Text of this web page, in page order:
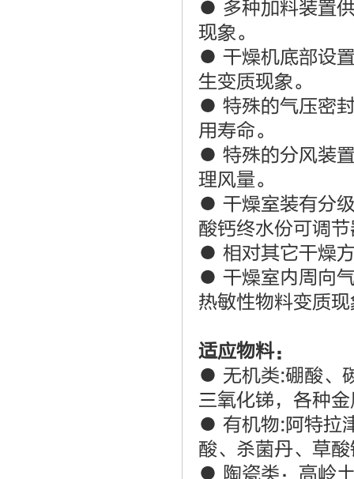
● 多种加料装置
现象。
● 干燥机底部设
生变质现象。
● 特殊的气压密
用寿命。
● 特殊的分风装
理风量。
● 干燥室装有分
酸钙终水份可调
● 相对其它干燥
● 干燥室内周向
热敏性物料变质
适应物料：
● 无机类:硼酸、
三氧化锑，各种
● 有机物:阿特拉
酸、杀菌丹、草
● 陶瓷类：高岭